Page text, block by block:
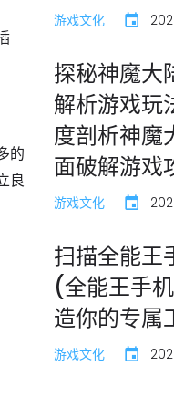
的
良
游戏文化
探秘神魔大
解析游戏玩
度剖析神魔
面破解游戏
游戏文化
扫描全能王
(全能王手
造你的专属
游戏文化